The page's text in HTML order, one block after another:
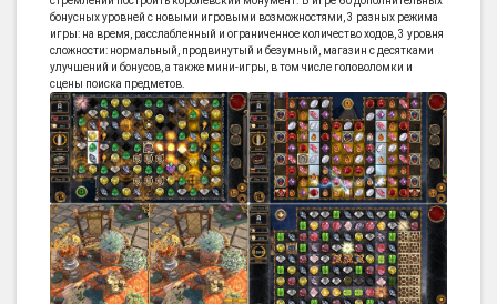
бонусных уровней с новыми игровыми возможностями, 3 разных режима
игры: на время, расслабленный и ограниченное количество ходов, 3 уровня
сложности: нормальный, продвинутый и безумный, магазин с десятками
улучшений и бонусов, а также мини-игры, в том числе головоломки и
сцены поиска предметов.